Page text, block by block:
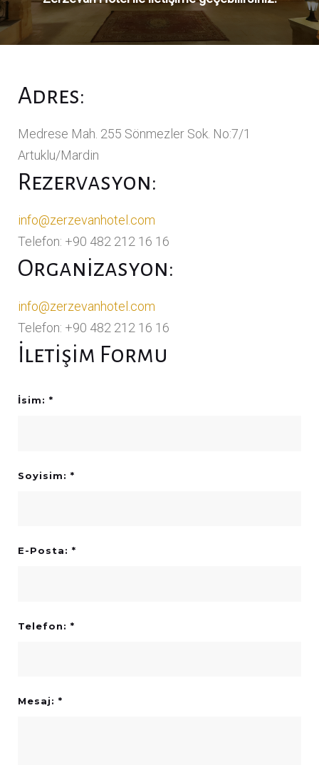
i
ş
m
Adres:
Medrese Mah. 255 Sönmezler Sok. No:7/1
Artuklu/Mardin
Rezervasyon:
info@zerzevanhotel.com
Telefon: +90 482 212 16 16
Organizasyon:
info@zerzevanhotel.com
Telefon: +90 482 212 16 16
İletişim Formu
İsim: *
Soyisim: *
E-Posta: *
Telefon: *
Mesaj: *